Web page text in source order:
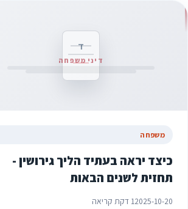
ד
דיני משפחה
משפחה
כיצד יראה בעתיד הליך גירושין -
תחזית לשנים הבאות
2025-10-201 דקת קריאה